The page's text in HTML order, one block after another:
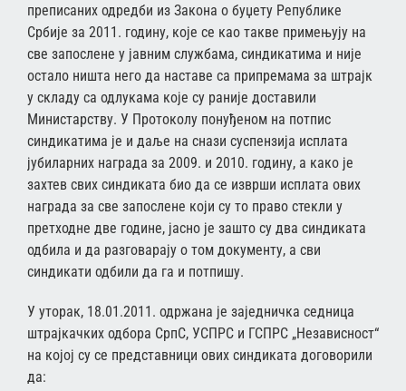
преписаних одредби из Закона о буџету Републике
Србије за 2011. годину, које се као такве примењују на
све запослене у јавним службама, синдикатима и није
остало ништа него да наставе са припремама за штрајк
у складу са одлукама које су раније доставили
Министарству. У Протоколу понуђеном на потпис
синдикатима је и даље на снази суспензија исплата
јубиларних награда за 2009. и 2010. годину, а како је
захтев свих синдиката био да се изврши исплата ових
награда за све запослене који су то право стекли у
претходне две године, јасно је зашто су два синдиката
одбила и да разговарају о том документу, а сви
синдикати одбили да га и потпишу.
У уторак, 18.01.2011. одржана је заједничка седница
штрајкачких одбора СрпС, УСПРС и ГСПРС „Независност“
на којој су се представници ових синдиката договорили
да: